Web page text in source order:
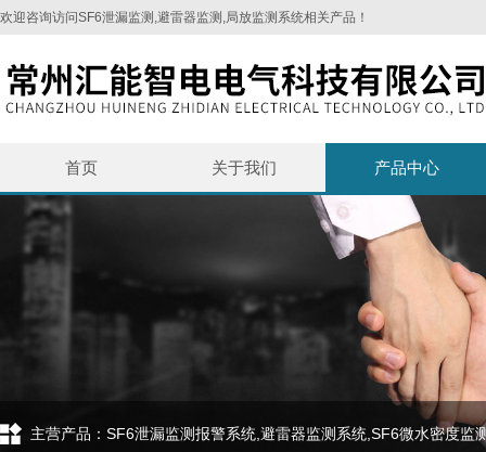
欢迎咨询访问SF6泄漏监测,避雷器监测,局放监测系统相关产品！
首页 关于我们 产品中心